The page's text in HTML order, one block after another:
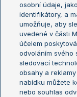
Žebříček WTA (ženy)
Sázkařský žebříček
Aktualní trendy
osobní údaje,
identifikátory, a
umožňuje, aby
uvedené v části
účelem
odvoláním svého
sledovací
obsahy a
nabídku můžete
nebo souhlas